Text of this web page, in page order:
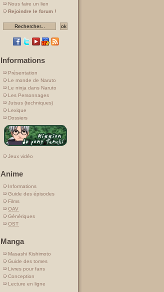
Nous faire un lien
Rejoindre le forum !
Informations
Présentation
Le monde de Naruto
Le ninja dans Naruto
Les Personnages
Jutsus (techniques)
Lexique
Dossiers
Jeux vidéo
Anime
Informations
Guide des épisodes
Films
OAV
Génériques
OST
Manga
Masashi Kishimoto
Guide des tomes
Livres pour fans
Conception
Lecture en ligne